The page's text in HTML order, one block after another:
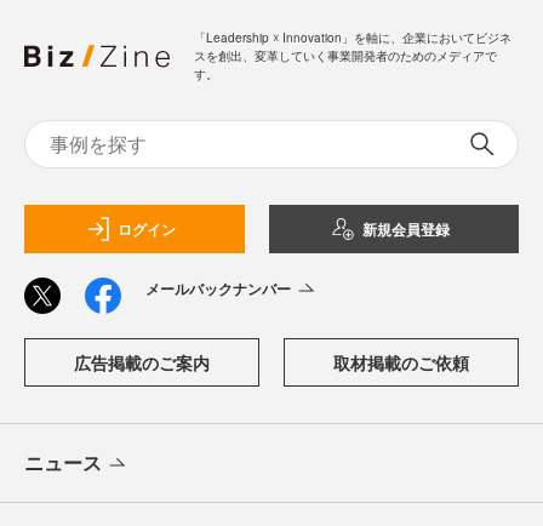
「Leadership ☓ Innovation」を軸に、企業においてビジネ
スを創出、変革していく事業開発者のためのメディアで
す。
ログイン 新規会員登録
メールバックナンバー
広告掲載のご案内 取材掲載のご依頼
ニュース